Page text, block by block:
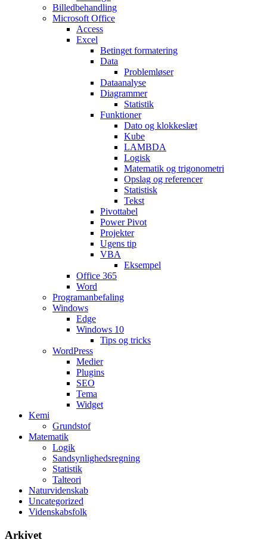
Billedbehandling
Microsoft Office
Access
Excel
Betinget formatering
Data
Problemløser
Dataanalyse
Diagrammer
Statistik
Funktioner
Dato og klokkeslæt
Kube
LAMBDA
Logisk
Matematik og trigonometri
Opslag og referencer
Statistisk
Tekst
Pivottabel
Power Pivot
Projekter
Ugens tip
VBA
Eksempel
Office 365
Word
Programanbefaling
Windows
Edge
Windows 10
Tips og tricks
WordPress
Medier
Plugins
SEO
Tema
Widget
Kemi
Grundstof
Matematik
Logik
Sandsynlighedsregning
Statistik
Talteori
Naturvidenskab
Uncategorized
Videnskabsfolk
Arkivet